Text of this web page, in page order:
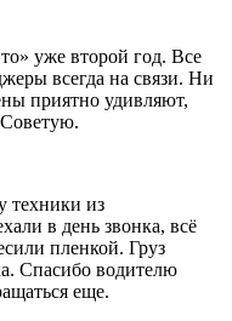
уже второй год. Все
всегда на связи. Ни
приятно удивляют,
техники из
в день звонка, всё
пленкой. Груз
Спасибо водителю
еще.